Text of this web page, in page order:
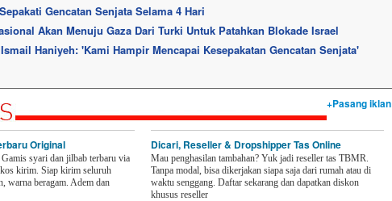
Gencatan Senjata Selama 4 Hari
Akan Menuju Gaza Dari Turki Untuk Patahkan Blokade Israel
Haniyeh: 'Kami Hampir Mencapai Kesepakatan Gencatan Senjata'
+Pasang iklan
Original
syari dan jilbab terbaru via
kirim. Siap kirim seluruh
warna beragam. Adem dan
Dicari, Reseller & Dropshipper Tas Online
Mau penghasilan tambahan? Yuk jadi reseller tas TBMR.
Tanpa modal, bisa dikerjakan siapa saja dari rumah atau di
waktu senggang. Daftar sekarang dan dapatkan diskon
khusus reseller